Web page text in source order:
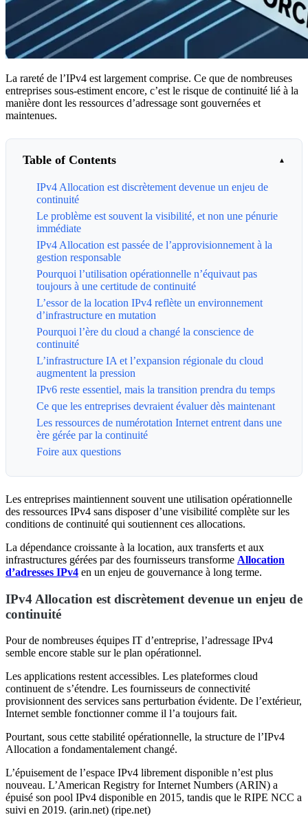
La rareté de l’IPv4 est largement comprise. Ce que de nombreuses
entreprises sous-estiment encore, c’est le risque de continuité lié à la
manière dont les ressources d’adressage sont gouvernées et
maintenues.
Table of Contents
IPv4 Allocation est discrètement devenue un enjeu de
continuité
Le problème est souvent la visibilité, et non une pénurie
immédiate
IPv4 Allocation est passée de l’approvisionnement à la
gestion responsable
Pourquoi l’utilisation opérationnelle n’équivaut pas
toujours à une certitude de continuité
L’essor de la location IPv4 reflète un environnement
d’infrastructure en mutation
Pourquoi l’ère du cloud a changé la conscience de
continuité
L’infrastructure IA et l’expansion régionale du cloud
augmentent la pression
IPv6 reste essentiel, mais la transition prendra du temps
Ce que les entreprises devraient évaluer dès maintenant
Les ressources de numérotation Internet entrent dans une
ère gérée par la continuité
Foire aux questions
Les entreprises maintiennent souvent une utilisation opérationnelle
des ressources IPv4 sans disposer d’une visibilité complète sur les
conditions de continuité qui soutiennent ces allocations.
La dépendance croissante à la location, aux transferts et aux
infrastructures gérées par des fournisseurs transforme Allocation
d’adresses IPv4 en un enjeu de gouvernance à long terme.
IPv4 Allocation est discrètement devenue un enjeu de
continuité
Pour de nombreuses équipes IT d’entreprise, l’adressage IPv4
semble encore stable sur le plan opérationnel.
Les applications restent accessibles. Les plateformes cloud
continuent de s’étendre. Les fournisseurs de connectivité
provisionnent des services sans perturbation évidente. De l’extérieur,
Internet semble fonctionner comme il l’a toujours fait.
Pourtant, sous cette stabilité opérationnelle, la structure de l’IPv4
Allocation a fondamentalement changé.
L’épuisement de l’espace IPv4 librement disponible n’est plus
nouveau. L’American Registry for Internet Numbers (ARIN) a
épuisé son pool IPv4 disponible en 2015, tandis que le RIPE NCC a
suivi en 2019. (arin.net) (ripe.net)